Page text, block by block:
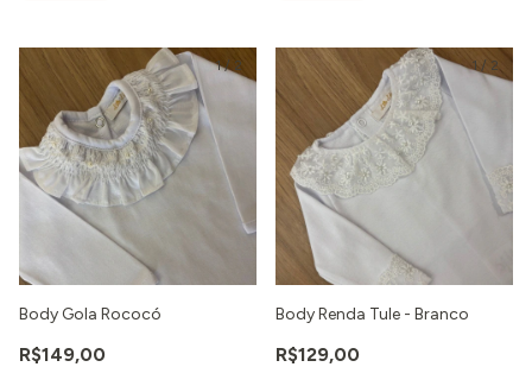
1/ 2
Body Gola Rococó
R$149,00
1 / 2
Body Renda Tule - Branco
R$129,00